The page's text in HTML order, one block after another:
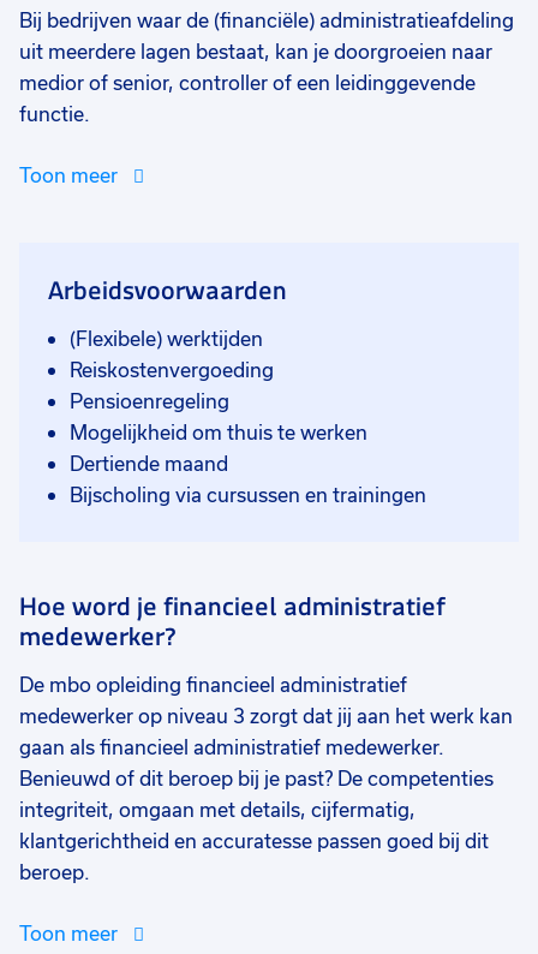
Bij bedrijven waar de (financiële) administratieafdeling
uit meerdere lagen bestaat, kan je doorgroeien naar
medior of senior, controller of een leidinggevende
functie.
Toon meer
Arbeidsvoorwaarden
(Flexibele) werktijden
Reiskostenvergoeding
Pensioenregeling
Mogelijkheid om thuis te werken
Dertiende maand
Bijscholing via cursussen en trainingen
Hoe word je financieel administratief
medewerker?
De mbo opleiding financieel administratief
medewerker op niveau 3 zorgt dat jij aan het werk kan
gaan als financieel administratief medewerker.
Benieuwd of dit beroep bij je past? De competenties
integriteit, omgaan met details, cijfermatig,
klantgerichtheid en accuratesse passen goed bij dit
beroep.
Toon meer